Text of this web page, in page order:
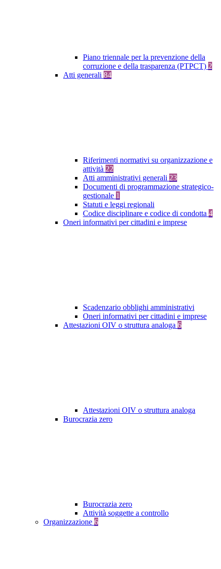
Piano triennale per la prevenzione della
corruzione e della trasparenza (PTPCT) 2
Atti generali 84
Riferimenti normativi su organizzazione e
attività 22
Atti amministrativi generali 23
Documenti di programmazione strategico-
gestionale 1
Statuti e leggi regionali
Codice disciplinare e codice di condotta 4
Oneri informativi per cittadini e imprese
Scadenzario obblighi amministrativi
Oneri informativi per cittadini e imprese
Attestazioni OIV o struttura analoga 6
Attestazioni OIV o struttura analoga
Burocrazia zero
Burocrazia zero
Attività soggette a controllo
Organizzazione 6